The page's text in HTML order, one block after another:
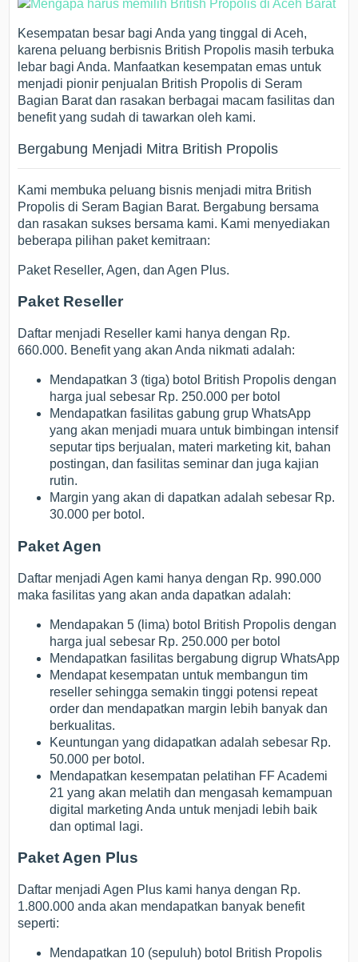
Kesempatan besar bagi Anda yang tinggal di Aceh,
karena peluang berbisnis British Propolis masih terbuka
lebar bagi Anda. Manfaatkan kesempatan emas untuk
menjadi pionir penjualan British Propolis di Seram
Bagian Barat dan rasakan berbagai macam fasilitas dan
benefit yang sudah di tawarkan oleh kami.
Bergabung Menjadi Mitra British Propolis
Kami membuka peluang bisnis menjadi mitra British
Propolis di Seram Bagian Barat. Bergabung bersama
dan rasakan sukses bersama kami. Kami menyediakan
beberapa pilihan paket kemitraan:
Paket Reseller, Agen, dan Agen Plus.
Paket Reseller
Daftar menjadi Reseller kami hanya dengan Rp.
660.000. Benefit yang akan Anda nikmati adalah:
Mendapatkan 3 (tiga) botol British Propolis dengan
harga jual sebesar Rp. 250.000 per botol
Mendapatkan fasilitas gabung grup WhatsApp
yang akan menjadi muara untuk bimbingan intensif
seputar tips berjualan, materi marketing kit, bahan
postingan, dan fasilitas seminar dan juga kajian
rutin.
Margin yang akan di dapatkan adalah sebesar Rp.
30.000 per botol.
Paket Agen
Daftar menjadi Agen kami hanya dengan Rp. 990.000
maka fasilitas yang akan anda dapatkan adalah:
Mendapakan 5 (lima) botol British Propolis dengan
harga jual sebesar Rp. 250.000 per botol
Mendapatkan fasilitas bergabung digrup WhatsApp
Mendapat kesempatan untuk membangun tim
reseller sehingga semakin tinggi potensi repeat
order dan mendapatkan margin lebih banyak dan
berkualitas.
Keuntungan yang didapatkan adalah sebesar Rp.
50.000 per botol.
Mendapatkan kesempatan pelatihan FF Academi
21 yang akan melatih dan mengasah kemampuan
digital marketing Anda untuk menjadi lebih baik
dan optimal lagi.
Paket Agen Plus
Daftar menjadi Agen Plus kami hanya dengan Rp.
1.800.000 anda akan mendapatkan banyak benefit
seperti:
Mendapatkan 10 (sepuluh) botol British Propolis